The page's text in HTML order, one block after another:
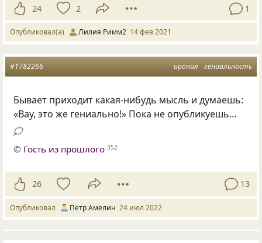
24 2 1
Опубликовал(а) Лилия Римм2 14 фев 2021
ирония гениальность
#1782266
Бывает приходит какая-нибудь мысль и думаешь:
«Вау, это же гениально!» Пока не опубликуешь…
💭
© Гость из прошлого 352
26 13
Опубликовал Петр Амeлин 24 июл 2022